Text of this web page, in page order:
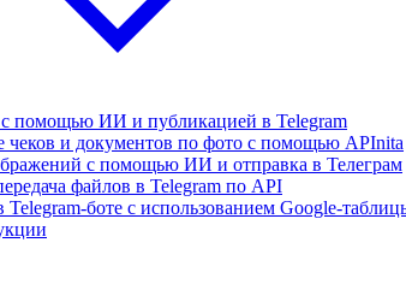
с помощью ИИ и публикацией в Telegram
чеков и документов по фото с помощью APInita
с помощью ИИ и отправка в Телеграм
файлов в Telegram по API
Telegram-боте с использованием Google-